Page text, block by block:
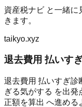
資産税ナビ と一緒に
きます。
taikyo.xyz
退去費用 払いす
退去費用 払いすぎ診
ぎる気がする を出
正額を算出 へ進める